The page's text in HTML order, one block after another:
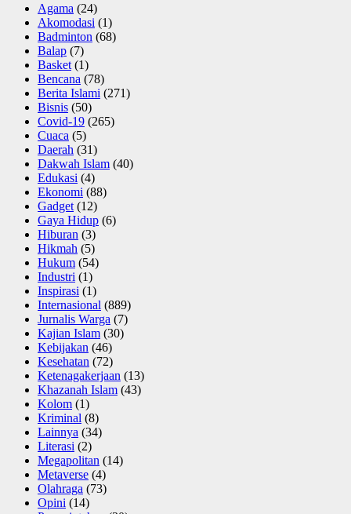
Agama (24)
Akomodasi (1)
Badminton (68)
Balap (7)
Basket (1)
Bencana (78)
Berita Islami (271)
Bisnis (50)
Covid-19 (265)
Cuaca (5)
Daerah (31)
Dakwah Islam (40)
Edukasi (4)
Ekonomi (88)
Gadget (12)
Gaya Hidup (6)
Hiburan (3)
Hikmah (5)
Hukum (54)
Industri (1)
Inspirasi (1)
Internasional (889)
Jurnalis Warga (7)
Kajian Islam (30)
Kebijakan (46)
Kesehatan (72)
Ketenagakerjaan (13)
Khazanah Islam (43)
Kolom (1)
Kriminal (8)
Lainnya (34)
Literasi (2)
Megapolitan (14)
Metaverse (4)
Olahraga (73)
Opini (14)